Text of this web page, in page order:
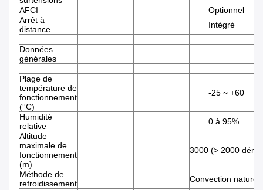
AFCI
Optionnel
Arrêt à
distance
Intégré
Données
générales
Plage de
température de
fonctionnement
(°C)
-25 ~ +60
Humidité
relative
0 à 95%
Altitude
maximale de
fonctionnement
(m)
3000 (> 2000
Méthode de
refroidissement
Convection